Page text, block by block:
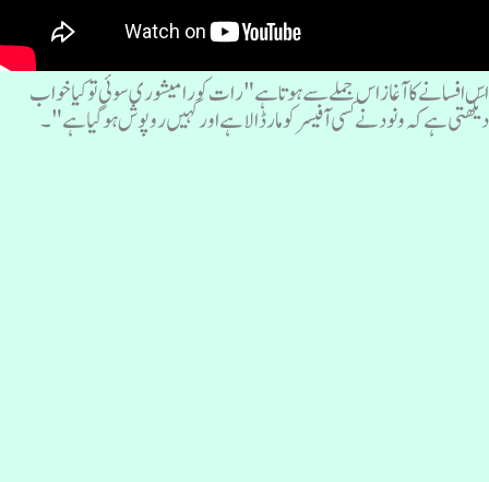
اس افسانے کا آغاز اس جملے سے ہوتا ہے "رات کو رامیشوری سوئی تو کیا خواب
دیکھتی ہےکہ ونود نے کسی آفیسر کومارڈالا ہے اورکہیں روپوش ہو گیا ہے "۔